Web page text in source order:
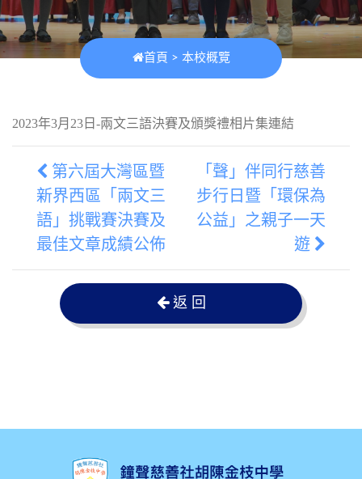
首頁 > 本校概覽
2023年3月23日-兩文三語決賽及頒獎禮相片集連結
第六屆大灣區暨
新界西區「兩文三
語」挑戰賽決賽及
最佳文章成績公佈
「聲」伴同行慈善
步行日暨「環保為
公益」之親子一天
遊
返 回